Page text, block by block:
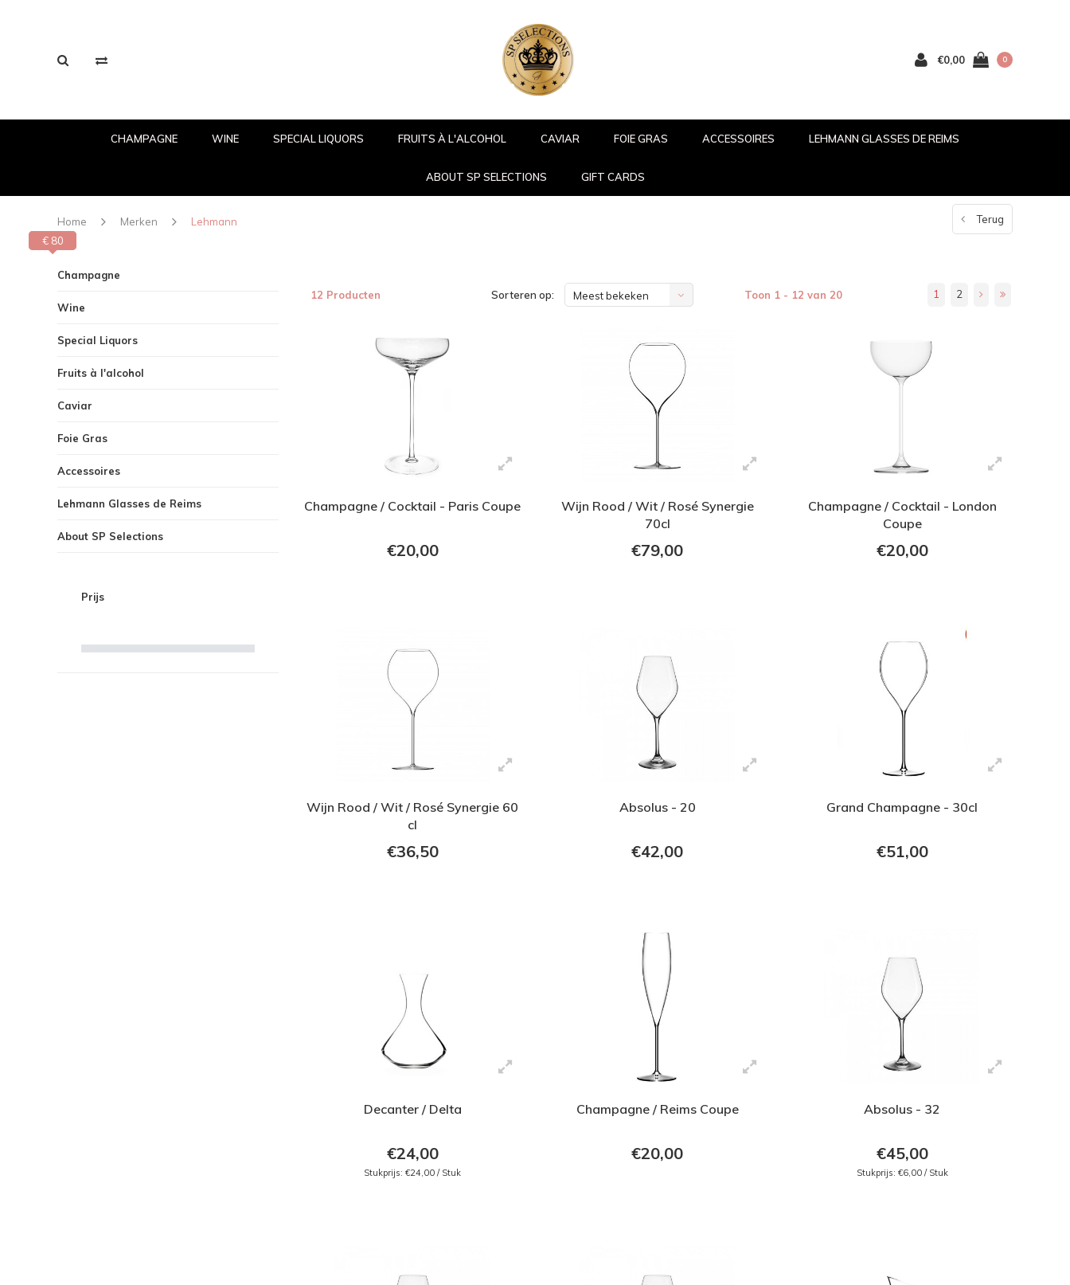
€0,00 0
CHAMPAGNE WINE SPECIAL LIQUORS FRUITS À L'ALCOHOL CAVIAR FOIE GRAS ACCESSOIRES LEHMANN GLASSES DE REIMS
ABOUT SP SELECTIONS GIFT CARDS
Home Merken Lehmann Terug
Champagne
Wine
Special Liquors
Fruits à l'alcohol
Caviar
Foie Gras
Accessoires
Lehmann Glasses de Reims
About SP Selections
Prijs
€ 0
€ 80
12 Producten Sorteren op: Meest bekeken Toon 1 - 12 van 20 1 2
Champagne / Cocktail - Paris Coupe
€20,00
Wijn Rood / Wit / Rosé Synergie
70cl
€79,00
Champagne / Cocktail - London
Coupe
€20,00
Wijn Rood / Wit / Rosé Synergie 60
cl
€36,50
Absolus - 20
€42,00
Grand Champagne - 30cl
€51,00
Decanter / Delta
€24,00
Stukprijs: €24,00 / Stuk
Champagne / Reims Coupe
€20,00
Absolus - 32
€45,00
Stukprijs: €6,00 / Stuk